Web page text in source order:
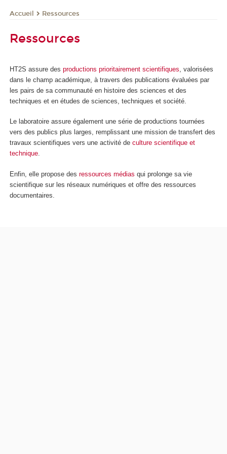
Accueil Ressources
Ressources
HT2S assure des productions prioritairement scientifiques , valorisées
dans le champ académique, à travers des publications évaluées par
les pairs de sa communauté en histoire des sciences et des
techniques et en études de sciences, techniques et société.
Le laboratoire assure également une série de productions tournées
vers des publics plus larges, remplissant une mission de transfert des
travaux scientifiques vers une activité de culture scientifique et
technique.
Enfin, elle propose des ressources médias qui prolonge sa vie
scientifique sur les réseaux numériques et offre des ressources
documentaires.